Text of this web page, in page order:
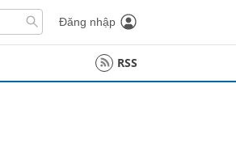
Đăng nhập
RSS